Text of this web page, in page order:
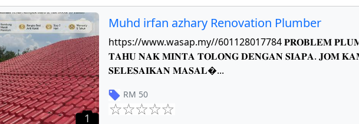
1
Muhd irfan azhary Renovation Plumber
https://www.wasap.my//601128017784 𝐏𝐑𝐎𝐁𝐋𝐄𝐌
𝐓𝐀𝐇𝐔 𝐍𝐀𝐊 𝐌𝐈𝐍𝐓𝐀 𝐓𝐎𝐋𝐎𝐍𝐆 𝐃𝐄𝐍𝐆𝐀𝐍 𝐒𝐈𝐀𝐏𝐀. 𝐉𝐎𝐌
𝐒𝐄𝐋𝐄𝐒𝐀𝐈𝐊𝐀𝐍 𝐌𝐀𝐒𝐀𝐋...
RM 50